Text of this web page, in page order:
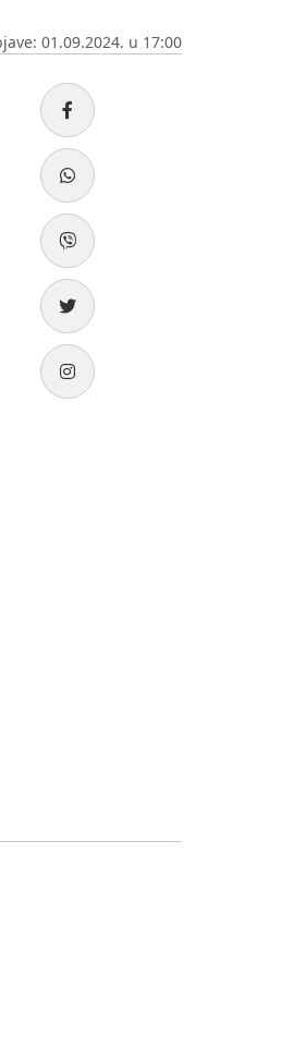
01.09.2024. u 17:00